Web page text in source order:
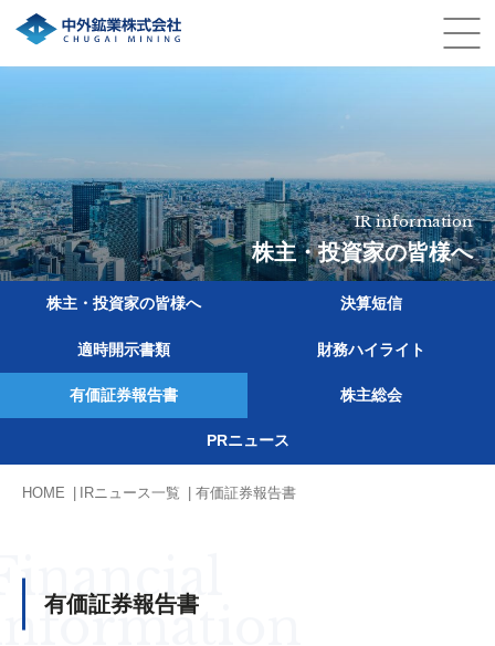
IR information
株主・投資家の皆様へ
株主・投資家の皆様へ 決算短信
適時開示書類 財務ハイライト
有価証券報告書 株主総会
PRニュース
HOME IRニュース一覧 有価証券報告書
有価証券報告書